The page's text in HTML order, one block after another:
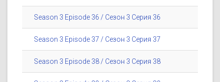
Season 3 Episode 36 / Сезон 3 Серия 36
Season 3 Episode 37 / Сезон 3 Серия 37
Season 3 Episode 38 / Сезон 3 Серия 38